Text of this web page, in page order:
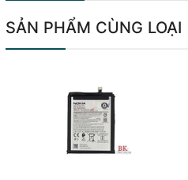
Loa
SẢN PHẨM CÙNG LOẠI